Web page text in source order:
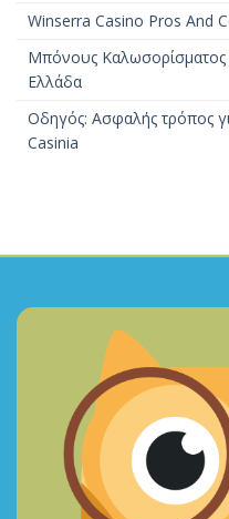
Winserra Casino Pros And
Μπόνους Καλωσορίσματος
Ελλάδα
Οδηγός: Ασφαλής τρόπος
Casinia